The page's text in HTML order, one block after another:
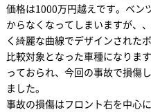
価格は1000万円越えです。ベン
からなくなってしまいますが、
く綺麗な曲線でデザインされた
比較対象となった車種になりま
っておられ、今回の事故で損傷
ました。
事故の損傷はフロント右を中心